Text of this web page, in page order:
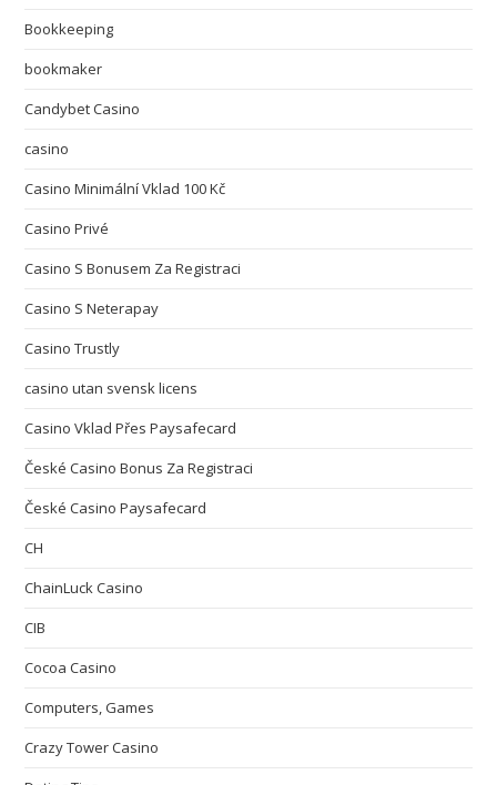
Bookkeeping
bookmaker
Candybet Casino
casino
Casino Minimální Vklad 100 Kč
Casino Privé
Casino S Bonusem Za Registraci
Casino S Neterapay
Casino Trustly
casino utan svensk licens
Casino Vklad Přes Paysafecard
České Casino Bonus Za Registraci
České Casino Paysafecard
CH
ChainLuck Casino
CIB
Cocoa Casino
Computers, Games
Crazy Tower Сasino